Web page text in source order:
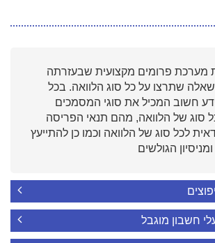
מערכת פרומים מקצועית שבעזרתה
שאלה שתרצו על כל סוג הלוואה. בכל
חשוב המכיל את סוגי המסמכים
סוג של הלוואה, מהם תנאי הפריסה
לכל סוג של הלוואה וכמו כן להתייעץ
הגולשים
חשבון מוגבל